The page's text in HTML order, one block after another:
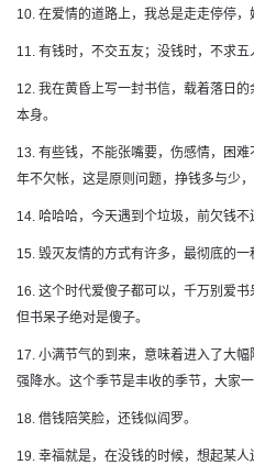
10. 在爱情的道路上，我总是走走停停，
11. 有钱时，不交五友；没钱时，不求
12. 我在黄昏上写一封书信，载着落日
本身。
13. 有些钱，不能张嘴要，伤感情，困
年不欠帐，这是原则问题，挣钱多与少，
14. 哈哈哈，今天遇到个垃圾，前欠钱不
15. 毁灭友情的方式有许多，最彻底的一
16. 这个时代爱傻子都可以，千万别爱书
但书呆子绝对是傻子。
17. 小满节气的到来，意味着进入了大
强降水。这个季节是丰收的季节，大家一
18. 借钱陪笑脸，还钱似阎罗。
19. 幸福就是，在没钱的时候，想起某人